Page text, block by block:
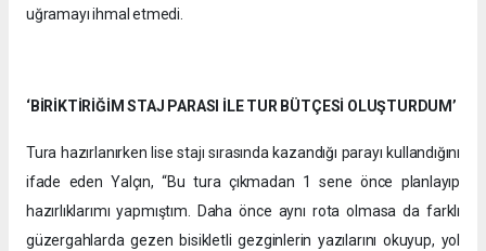
uğramayı ihmal etmedi.
‘BİRİKTİRİĞİM STAJ PARASI İLE TUR BÜTÇESİ OLUŞTURDUM’
Tura hazırlanırken lise stajı sırasında kazandığı parayı kullandığını
ifade eden Yalçın, “Bu tura çıkmadan 1 sene önce planlayıp
hazırlıklarımı yapmıştım. Daha önce aynı rota olmasa da farklı
güzergahlarda gezen bisikletli gezginlerin yazılarını okuyup, yol